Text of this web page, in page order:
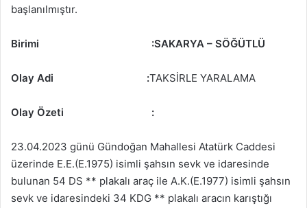
başlanılmıştır.
Birimi :SAKARYA – SÖĞÜTLÜ
Olay Adi :TAKSİRLE YARALAMA
Olay Özeti :
23.04.2023 günü Gündoğan Mahallesi Atatürk Caddesi
üzerinde E.E.(E.1975) isimli şahsın sevk ve idaresinde
bulunan 54 DS ** plakalı araç ile A.K.(E.1977) isimli şahsın
sevk ve idaresindeki 34 KDG ** plakalı aracın karıştığı